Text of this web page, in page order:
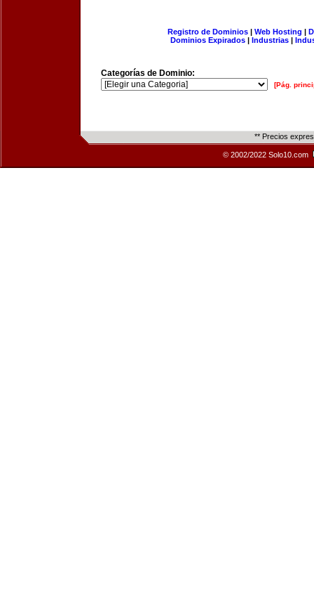
Registro de Dominios| Web Hosting |
Dominios Expirados | Industrias |
Categorías de Dominio:
[Pág.
** Precios
© 2002/2022 Solo10.com